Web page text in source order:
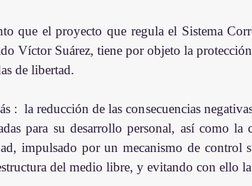
que el proyecto que regula el Sistema
Víctor Suárez, tiene por objeto la
de libertad.
:  la reducción de las consecuencias
para su desarrollo personal, así como
impulsado por un mecanismo de control
del medio libre, y evitando con ello